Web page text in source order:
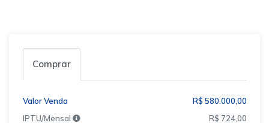
Comprar
Valor Venda
R$ 580.000,00
IPTU/Mensal
R$ 724,00